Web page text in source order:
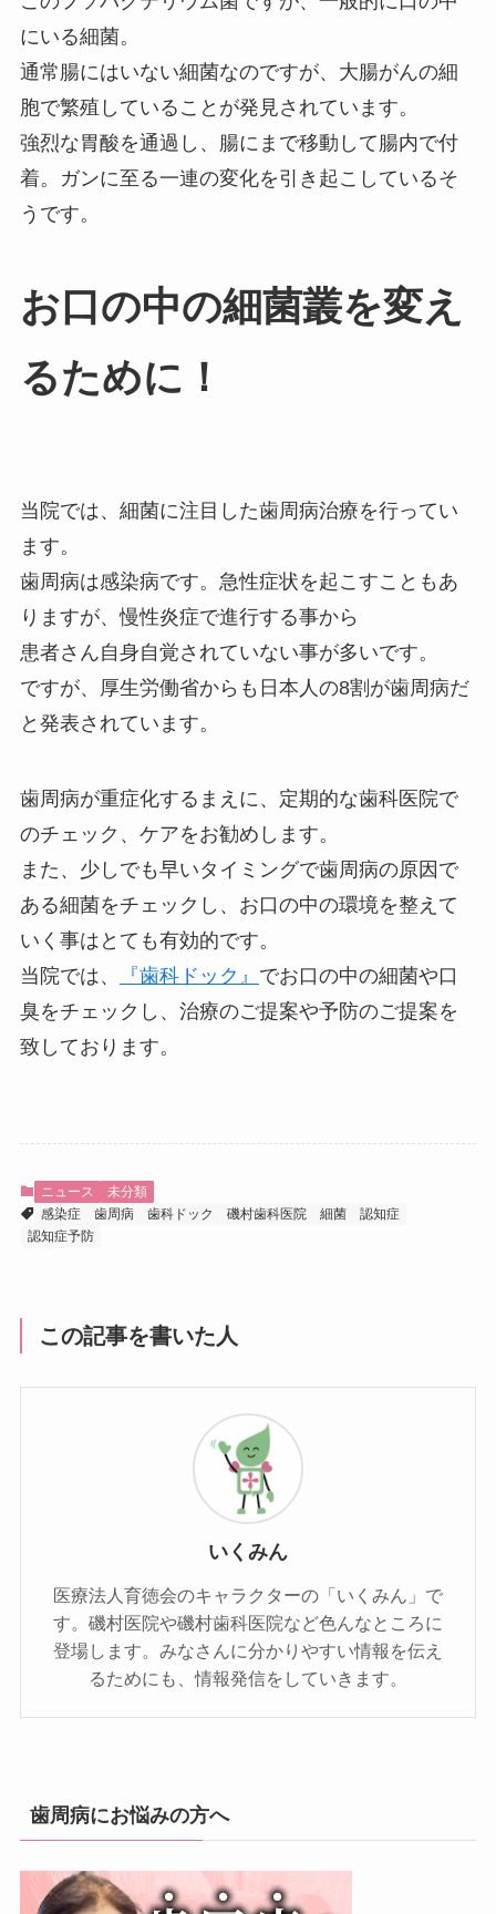
にいる細菌。
通常腸にはいない細菌なのですが、大腸がんの細
胞で繁殖していることが発見されています。
強烈な胃酸を通過し、腸にまで移動して腸内で付
着。ガンに至る一連の変化を引き起こしているそ
うです。
お口の中の細菌叢を変え
るために！
当院では、細菌に注目した歯周病治療を行ってい
ます。
歯周病は感染病です。急性症状を起こすこともあ
りますが、慢性炎症で進行する事から
患者さん自身自覚されていない事が多いです。
ですが、厚生労働省からも日本人の8割が歯周病だ
と発表されています。
歯周病が重症化するまえに、定期的な歯科医院で
のチェック、ケアをお勧めします。
また、少しでも早いタイミングで歯周病の原因で
ある細菌をチェックし、お口の中の環境を整えて
いく事はとても有効的です。
当院では、
『歯科ドック』 でお口の中の細菌や口
臭をチェックし、治療のご提案や予防のご提案を
致しております。
ニュース
未分類
感染症
歯周病 歯科ドック 磯村歯科医院 細菌
認知症
認知症予防
この記事を書いた人
いくみん
医療法人育徳会のキャラクターの「いくみん」で
す。磯村医院や磯村歯科医院など色んなところに
登場します。みなさんに分かりやすい情報を伝え
るためにも、情報発信をしていきます。
歯周病にお悩みの方へ